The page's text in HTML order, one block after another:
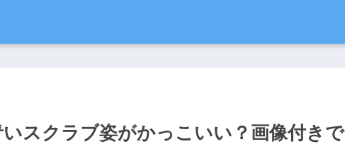
スクラブ姿がかっこいい？画像付きで